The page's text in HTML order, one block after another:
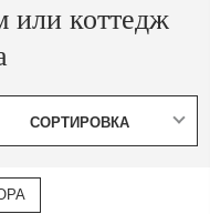
или коттедж
СОРТИРОВКА